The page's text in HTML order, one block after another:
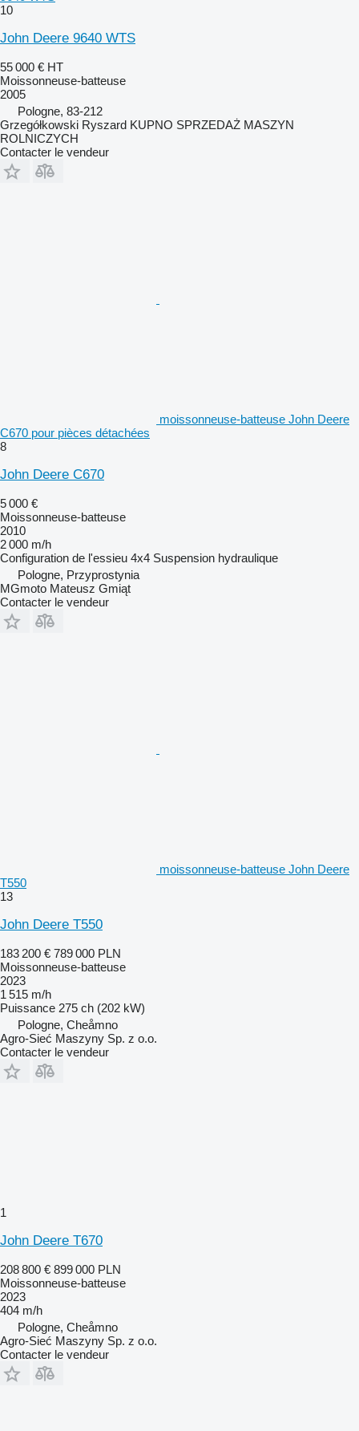
10
John Deere 9640 WTS
55 000 € HT
Moissonneuse-batteuse
2005
Pologne, 83-212
Grzegółkowski Ryszard KUPNO SPRZEDAŻ MASZYN
ROLNICZYCH
Contacter le vendeur
moissonneuse-batteuse John Deere
C670 pour pièces détachées
8
John Deere C670
5 000 €
Moissonneuse-batteuse
2010
2 000 m/h
Configuration de l'essieu 4x4 Suspension hydraulique
Pologne, Przyprostynia
MGmoto Mateusz Gmiąt
Contacter le vendeur
moissonneuse-batteuse John Deere
T550
13
John Deere T550
183 200 € 789 000 PLN
Moissonneuse-batteuse
2023
1 515 m/h
Puissance 275 ch (202 kW)
Pologne, Cheåmno
Agro-Sieć Maszyny Sp. z o.o.
Contacter le vendeur
1
John Deere T670
208 800 € 899 000 PLN
Moissonneuse-batteuse
2023
404 m/h
Pologne, Cheåmno
Agro-Sieć Maszyny Sp. z o.o.
Contacter le vendeur